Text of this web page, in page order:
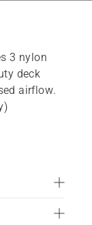
deck
airflow.